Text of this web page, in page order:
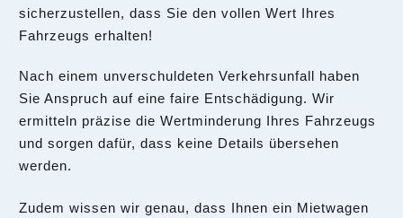
sicherzustellen, dass Sie den vollen Wert Ihres
Fahrzeugs erhalten!
Nach einem unverschuldeten Verkehrsunfall haben
Sie Anspruch auf eine faire Entschädigung. Wir
ermitteln präzise die Wertminderung Ihres Fahrzeugs
und sorgen dafür, dass keine Details übersehen
werden.
Zudem wissen wir genau, dass Ihnen ein Mietwagen